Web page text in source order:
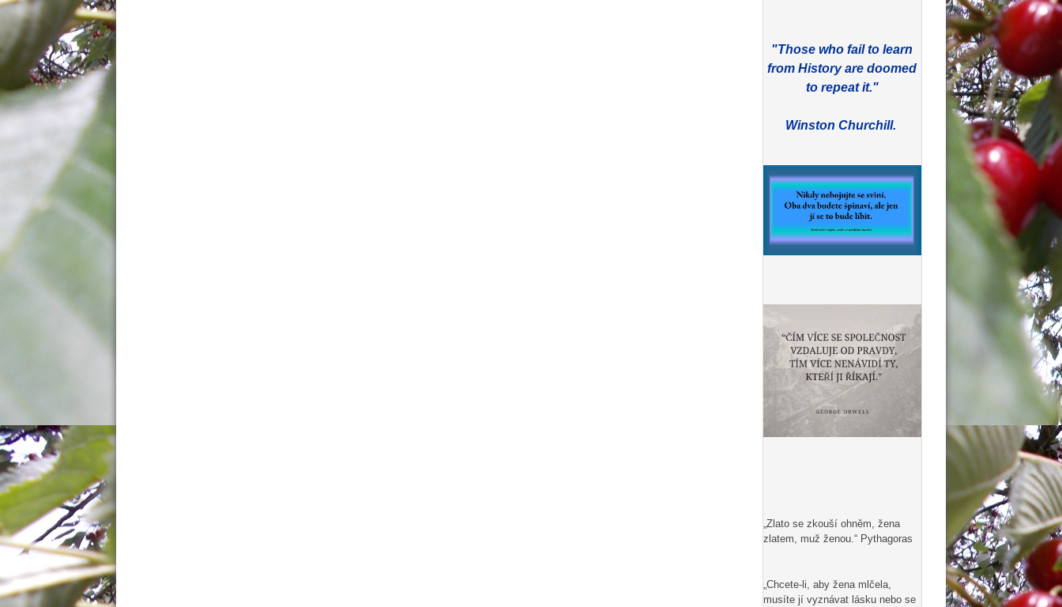
"Those who fail to learn
from History are doomed
to repeat it."
Winston Churchill.
„Zlato se zkouší ohněm, žena
zlatem, muž ženou.“ Pythagoras
„Chcete-li, aby žena mlčela,
musíte jí vyznávat lásku nebo se